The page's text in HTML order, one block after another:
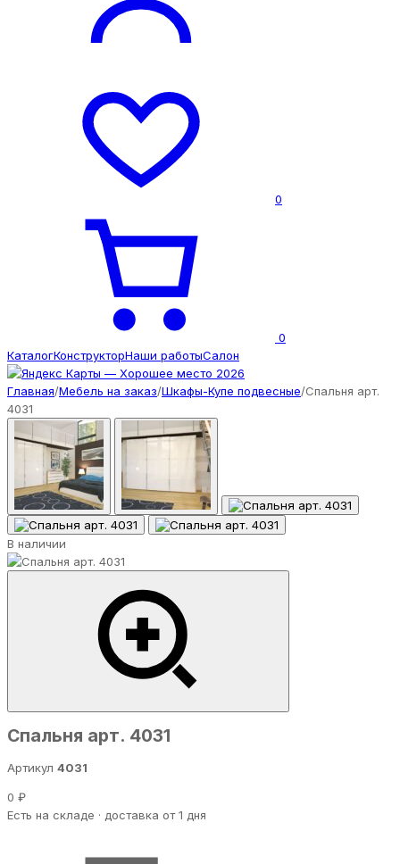
0
0
КаталогКонструкторНаши работыСалон
Главная/Мебель на заказ/Шкафы-Купе подвесные/Спальня арт.
4031
В наличии
Спальня арт. 4031
Артикул 4031
0 ₽
Есть на складе · доставка от 1 дня